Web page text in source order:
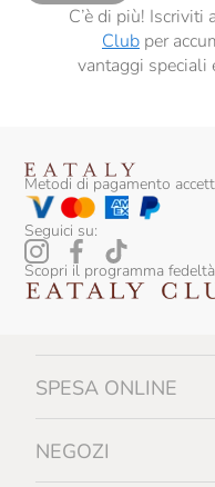
C’è di più!
Clubper
vantaggi speciali
Metodi di pagamento
Seguici su:
Scopri il programma
SPESA ONLINE
NEGOZI